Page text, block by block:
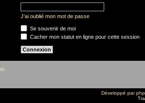
J’ai oublié mon mot de passe
Se souvenir de moi
Cacher mon statut en ligne pour cette session
Développé par